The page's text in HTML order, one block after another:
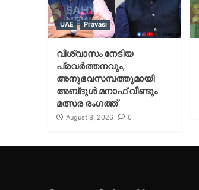
UAE Pravasi
വിശ്വാസം നേടിയ
പ്രവർത്തനവും,
അനുഭവസമ്പത്തുമായി
അബ്‌ദുൾ മനാഫ് വീണ്ടും
മത്സര രംഗത്ത്
August 8, 2026 0